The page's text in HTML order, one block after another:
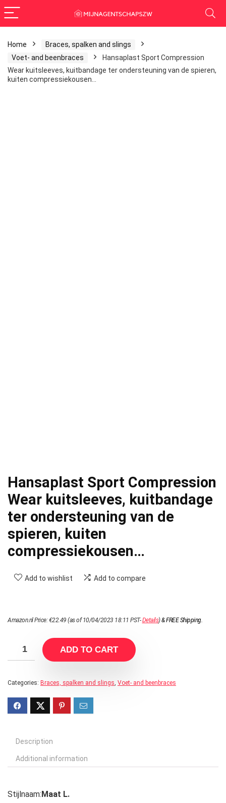
Home
Braces, spalken and slings
Voet- and beenbraces
Hansaplast Sport Compression
Wear kuitsleeves, kuitbandage ter ondersteuning van de spieren,
kuiten compressiekousen…
Hansaplast Sport Compression
Wear kuitsleeves, kuitbandage
ter ondersteuning van de
spieren, kuiten
compressiekousen…
Add to wishlist Add to compare
Amazon.nl Price:€22.49 (as of 10/04/2023 18:11 PST-Details)&FREE Shipping.
ADD TO CART
Categories: Braces, spalken and slings, Voet- and beenbraces
Description
Additional information
Stijlnaam: Maat L.